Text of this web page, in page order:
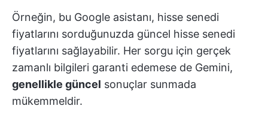
Örneğin, bu Google asistanı, hisse senedi
fiyatlarını sorduğunuzda güncel hisse senedi
fiyatlarını sağlayabilir. Her sorgu için gerçek
zamanlı bilgileri garanti edemese de Gemini,
genellikle güncel sonuçlar sunmada
mükemmeldir.